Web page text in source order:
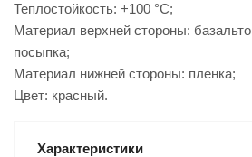
Теплостойкость: +100 °С;
Материал верхней стороны:
посыпка;
Материал нижней стороны: пленка;
Цвет: красный.
Характеристики